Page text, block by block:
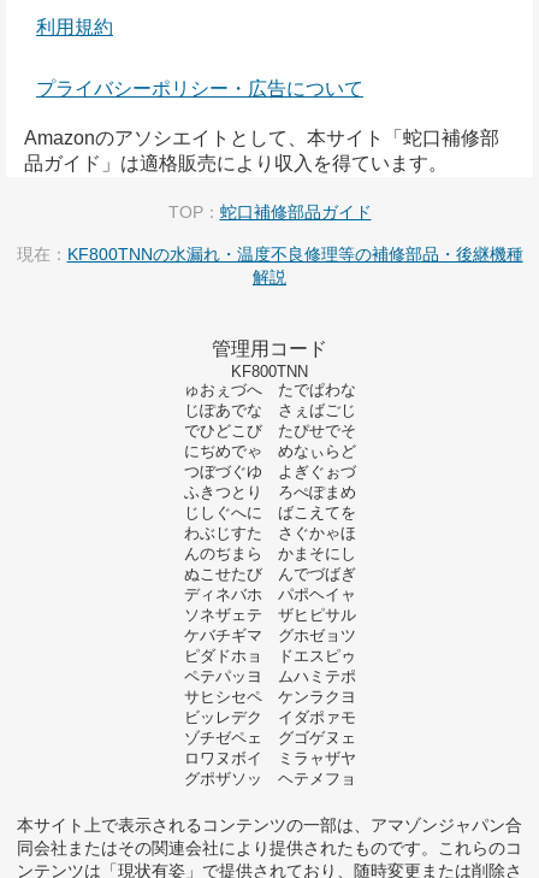
利用規約
プライバシーポリシー・広告について
Amazonのアソシエイトとして、本サイト「蛇口補修部
品ガイド」は適格販売により収入を得ています。
TOP： 蛇口補修部品ガイド
現在： KF800TNNの水漏れ・温度不良修理等の補修部品・後継機種
解説
管理用コード
KF800TNN
ゅおぇづへ たでぱわな
じぽあでな さぇばごじ
でひどこび たぴせでそ
にぢめでゃ めなぃらど
つぼづぐゆ よぎぐぉづ
ふきつとり ろぺぽまめ
じしぐへに ばこえてを
わぶじすた さぐかゃほ
んのぢまら かまそにし
ぬこせたび んでづばぎ
ディネバホ パポヘイャ
ソネザェテ ザヒピサル
ケバチギマ グホゼョツ
ピダドホョ ドエスピゥ
ペテパッヨ ムハミテポ
サヒシセペ ケンラクヨ
ビッレデク イダポァモ
ゾチゼペェ グゴゲヌェ
ロワヌボイ ミラャザヤ
グポザソッ ヘテメフョ
本サイト上で表示されるコンテンツの一部は、アマゾンジャパン合
同会社またはその関連会社により提供されたものです。これらのコ
ンテンツは「現状有姿」で提供されており、随時変更または削除さ